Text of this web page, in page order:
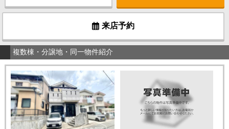
来店予約
複数棟・分譲地・同一物件紹介